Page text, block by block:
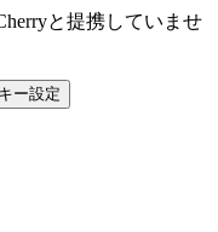
と提携していませ
ー設定